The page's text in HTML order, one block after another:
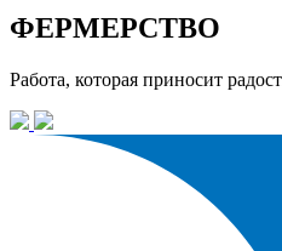
ФЕРМЕРСТВО
Работа, которая приносит